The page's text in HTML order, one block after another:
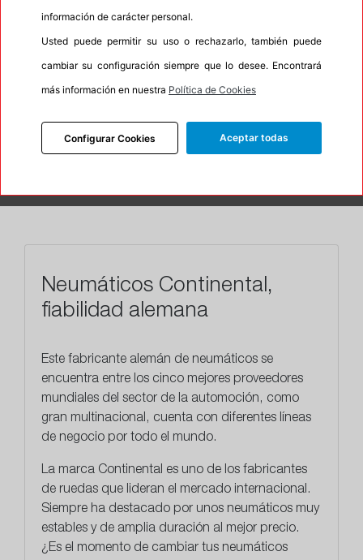
DESCRIPCIÓN
Neumáticos Continental,
fiabilidad alemana
Este fabricante alemán de neumáticos se
encuentra entre los cinco mejores proveedores
mundiales del sector de la automoción, como
gran multinacional, cuenta con diferentes líneas
de negocio por todo el mundo.
La marca Continental es uno de los fabricantes
de ruedas que lideran el mercado internacional.
Siempre ha destacado por unos neumáticos muy
estables y de amplia duración al mejor precio.
¿Es el momento de cambiar tus neumáticos
información de carácter personal.
Usted puede permitir su uso o rechazarlo, también puede
cambiar su configuración siempre que lo desee. Encontrará
más información en nuestra Política de Cookies
Configurar Cookies Aceptar todas